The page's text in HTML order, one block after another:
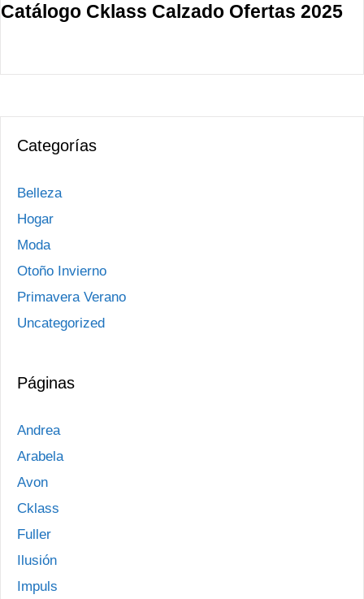
Catálogo Cklass Calzado Ofertas 2025
Categorías
Belleza
Hogar
Moda
Otoño Invierno
Primavera Verano
Uncategorized
Páginas
Andrea
Arabela
Avon
Cklass
Fuller
Ilusión
Impuls